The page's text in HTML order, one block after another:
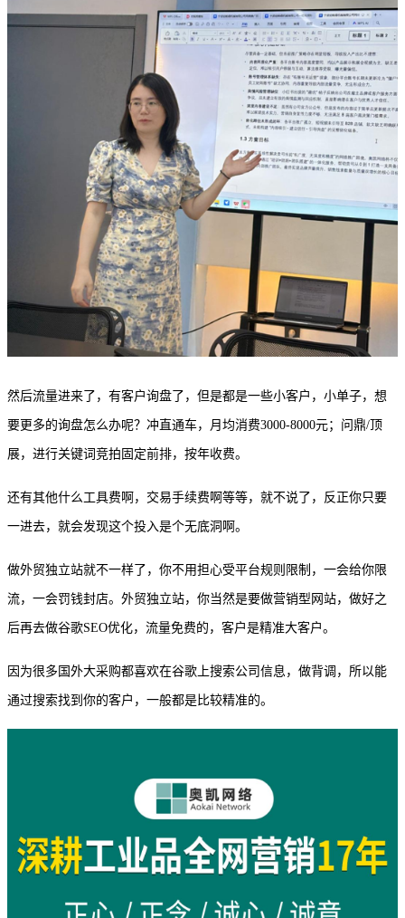
然后流量进来了，有客户询盘了，但是都是一些小客户，小单子，想
要更多的询盘怎么办呢？冲直通车，月均消费3000-8000元；问鼎/顶
展，进行关键词竞拍固定前排，按年收费。
还有其他什么工具费啊，交易手续费啊等等，就不说了，反正你只要
一进去，就会发现这个投入是个无底洞啊。
做外贸独立站就不一样了，你不用担心受平台规则限制，一会给你限
流，一会罚钱封店。外贸独立站，你当然是要做营销型网站，做好之
后再去做谷歌SEO优化，流量免费的，客户是精准大客户。
因为很多国外大采购都喜欢在谷歌上搜索公司信息，做背调，所以能
通过搜索找到你的客户，一般都是比较精准的。